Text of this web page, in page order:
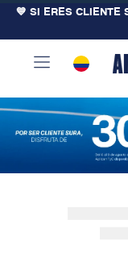
💙 SI ERES CLIENTE